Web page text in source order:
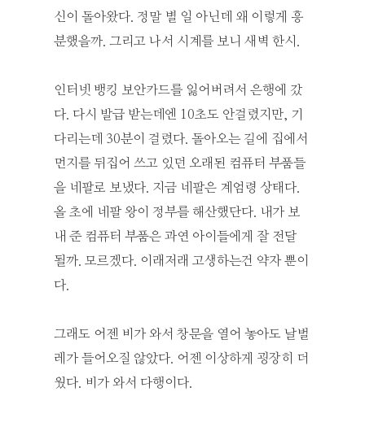
신이 돌아왔다. 정말 별 일 아닌데 왜 이렇게 흥
분했을까. 그리고 나서 시계를 보니 새벽 한시.
인터넷 뱅킹 보안카드를 잃어버려서 은행에 갔
다. 다시 발급 받는데엔 10초도 안걸렸지만, 기
다리는데 30분이 걸렸다. 돌아오는 길에 집에서
먼지를 뒤집어 쓰고 있던 오래된 컴퓨터 부품들
을 네팔로 보냈다. 지금 네팔은 계엄령 상태다.
올 초에 네팔 왕이 정부를 해산했단다. 내가 보
내 준 컴퓨터 부품은 과연 아이들에게 잘 전달
될까. 모르겠다. 이래저래 고생하는건 약자 뿐이
다.
그래도 어젠 비가 와서 창문을 열어 놓아도 날벌
레가 들어오질 않았다. 어젠 이상하게 굉장히 더
웠다. 비가 와서 다행이다.